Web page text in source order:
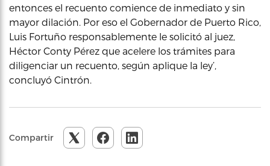
entonces el recuento comience de inmediato y sin
mayor dilación. Por eso el Gobernador de Puerto Rico,
Luis Fortuño responsablemente le solicitó al juez,
Héctor Conty Pérez que acelere los trámites para
diligenciar un recuento, según aplique la ley’,
concluyó Cintrón.
Compartir